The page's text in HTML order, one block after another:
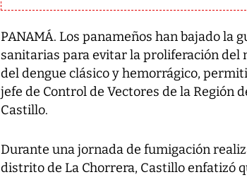
PANAMÁ. Los panameños han bajado la
sanitarias para evitar la proliferación del
del dengue clásico y hemorrágico,
jefe de Control de Vectores de la Región
Castillo.
Durante una jornada de fumigación
distrito de La Chorrera, Castillo enfatizó